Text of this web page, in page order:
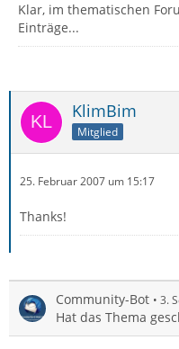
Klar, im thematischen
Einträge...
KlimBim
Mitglied
25. Februar 2007 um 15:17
Thanks!
Community-Bot 3.
Hat das Thema